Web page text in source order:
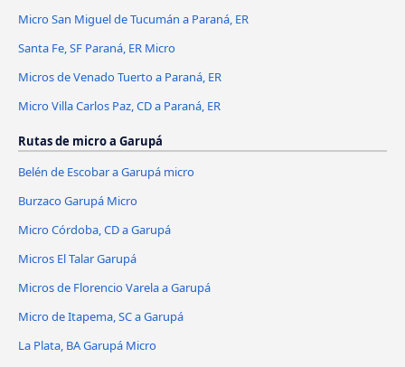
Micro San Miguel de Tucumán a Paraná, ER
Santa Fe, SF Paraná, ER Micro
Micros de Venado Tuerto a Paraná, ER
Micro Villa Carlos Paz, CD a Paraná, ER
Rutas de micro a Garupá
Belén de Escobar a Garupá micro
Burzaco Garupá Micro
Micro Córdoba, CD a Garupá
Micros El Talar Garupá
Micros de Florencio Varela a Garupá
Micro de Itapema, SC a Garupá
La Plata, BA Garupá Micro